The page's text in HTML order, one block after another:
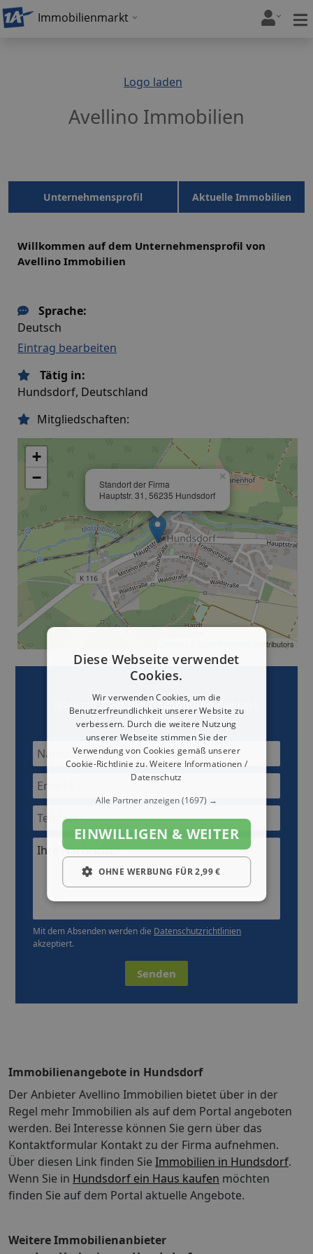
Immobilienmarkt
Logo laden
Avellino Immobilien
Unternehmensprofil Aktuelle Immobilien
Willkommen auf dem Unternehmensprofil von
Avellino Immobilien
Sprache:
Deutsch
Eintrag bearbeiten
Tätig in:
Hundsdorf, Deutschland
Mitgliedschaften:
Standort der Firma
Hauptstr. 31, 56235 Hundsdorf
×
+
−
contributors
Jetzt mitAvellino ImmobilienKontakt
aufnehmen
Ihre Nachricht:*
Mit dem Absenden werden die Datenschutzrichtlinien
akzeptiert.
Senden
Immobilienangebote in Hundsdorf
Der Anbieter Avellino Immobilien bietet über in der
Regel mehr Immobilien als auf dem Portal angeboten
werden. Bei Interesse können Sie gern über das
Kontaktformular Kontakt zu der Firma aufnehmen.
Über diesen Link finden Sie Immobilien in Hundsdorf.
Wenn Sie in Hundsdorf ein Haus kaufen möchten
finden Sie auf dem Portal aktuelle Angebote.
Weitere Immobilienanbieter
Diese Webseite verwendet
Cookies.
Wir verwenden Cookies, um die
Benutzerfreundlichkeit unserer Website zu
verbessern. Durch die weitere Nutzung
unserer Webseite stimmen Sie der
Verwendung von Cookies gemäß unserer
Cookie-Richtlinie zu.Weitere Informationen /
Datenschutz
Alle Partner anzeigen(1697) →
EINWILLIGEN & WEITER
OHNE WERBUNG FÜR 2,99 €